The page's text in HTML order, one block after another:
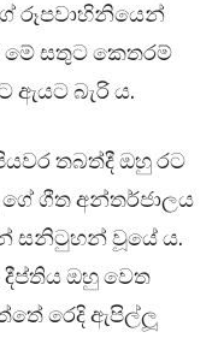
රූපවාහිනියෙන්
සතුට කෙතරම්
ඇයට බැරි ය.
තබත්දී ඔහු රට
ගේ ගීත අන්තර්ජාලය
සනිටුහන් වූයේ ය.
ඔහු වෙත
රෙදි ඇපිල්ලූ